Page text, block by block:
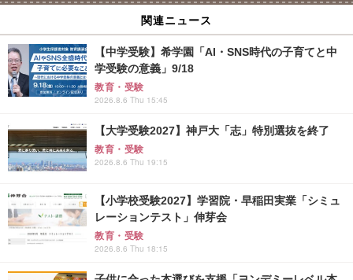
関連ニュース
【中学受験】希学園「AI・SNS時代の子育てと中
学受験の意義」9/18
教育・受験
2026.8.6 Thu 15:45
【大学受験2027】神戸大「志」特別選抜を終了
教育・受験
2026.8.6 Thu 19:15
【小学校受験2027】学習院・早稲田実業「シミュ
レーションテスト」伸芽会
教育・受験
2026.8.6 Thu 18:15